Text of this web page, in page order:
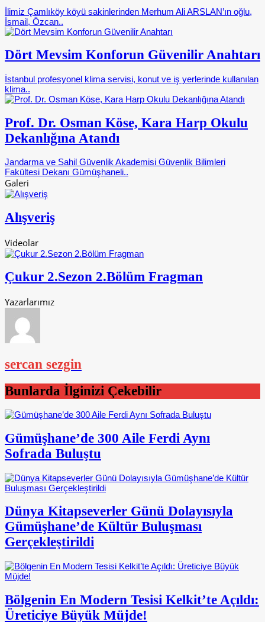
İlimiz Çamlıköy köyü sakinlerinden Merhum Ali ARSLAN’ın oğlu,
İsmail, Özcan..
Dört Mevsim Konforun Güvenilir Anahtarı
İstanbul profesyonel klima servisi, konut ve iş yerlerinde kullanılan
klima..
Prof. Dr. Osman Köse, Kara Harp Okulu
Dekanlığına Atandı
Jandarma ve Sahil Güvenlik Akademisi Güvenlik Bilimleri
Fakültesi Dekanı Gümüşhaneli..
Galeri
Alışveriş
Videolar
Çukur 2.Sezon 2.Bölüm Fragman
Yazarlarımız
sercan sezgin
Bunlarda İlginizi Çekebilir
Gümüşhane’de 300 Aile Ferdi Aynı
Sofrada Buluştu
Dünya Kitapseverler Günü Dolayısıyla
Gümüşhane’de Kültür Buluşması
Gerçekleştirildi
Bölgenin En Modern Tesisi Kelkit’te Açıldı:
Üreticiye Büyük Müjde!